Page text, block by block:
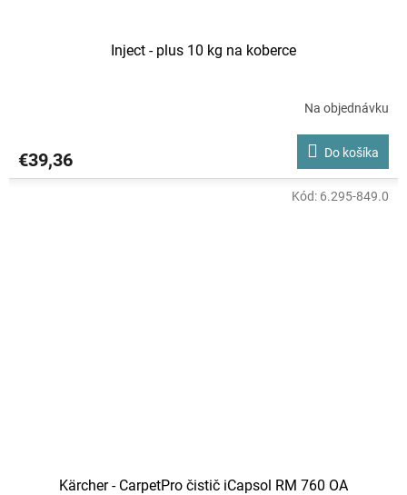
Inject - plus 10 kg na koberce
Na objednávku
€39,36 Do košíka
Kärcher - CarpetPro čistič iCapsol RM 760 OA
Kód: 6.295-849.0